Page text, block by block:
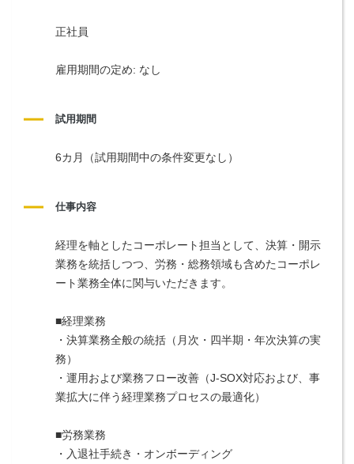
正社員
雇用期間の定め: なし
試用期間
6カ月（試用期間中の条件変更なし）
仕事内容
経理を軸としたコーポレート担当として、決算・開示
業務を統括しつつ、労務・総務領域も含めたコーポレ
ート業務全体に関与いただきます。
■経理業務
・決算業務全般の統括（月次・四半期・年次決算の実
務）
・運用および業務フロー改善（J-SOX対応および、事
業拡大に伴う経理業務プロセスの最適化）
■労務業務
・入退社手続き・オンボーディング